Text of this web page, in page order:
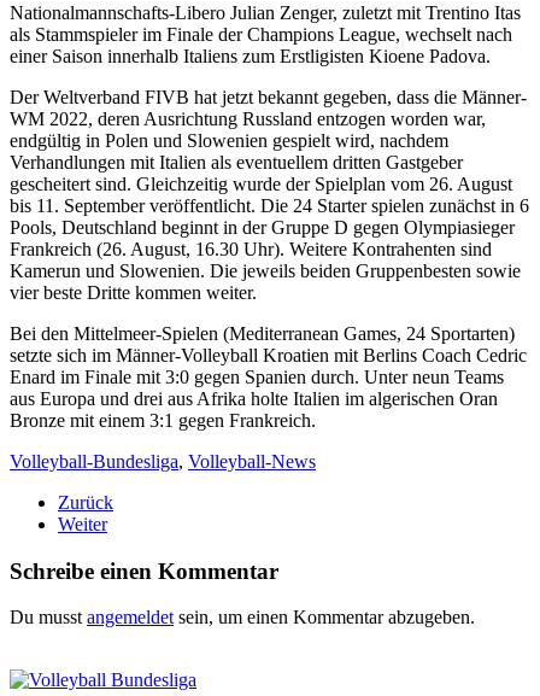
Nationalmannschafts-Libero Julian Zenger, zuletzt mit Trentino Itas
als Stammspieler im Finale der Champions League, wechselt nach
einer Saison innerhalb Italiens zum Erstligisten Kioene Padova.
Der Weltverband FIVB hat jetzt bekannt gegeben, dass die Männer-
WM 2022, deren Ausrichtung Russland entzogen worden war,
endgültig in Polen und Slowenien gespielt wird, nachdem
Verhandlungen mit Italien als eventuellem dritten Gastgeber
gescheitert sind. Gleichzeitig wurde der Spielplan vom 26. August
bis 11. September veröffentlicht. Die 24 Starter spielen zunächst in 6
Pools, Deutschland beginnt in der Gruppe D gegen Olympiasieger
Frankreich (26. August, 16.30 Uhr). Weitere Kontrahenten sind
Kamerun und Slowenien. Die jeweils beiden Gruppenbesten sowie
vier beste Dritte kommen weiter.
Bei den Mittelmeer-Spielen (Mediterranean Games, 24 Sportarten)
setzte sich im Männer-Volleyball Kroatien mit Berlins Coach Cedric
Enard im Finale mit 3:0 gegen Spanien durch. Unter neun Teams
aus Europa und drei aus Afrika holte Italien im algerischen Oran
Bronze mit einem 3:1 gegen Frankreich.
Volleyball-Bundesliga, Volleyball-News
Zurück
Weiter
Schreibe einen Kommentar
Du musst angemeldet sein, um einen Kommentar abzugeben.